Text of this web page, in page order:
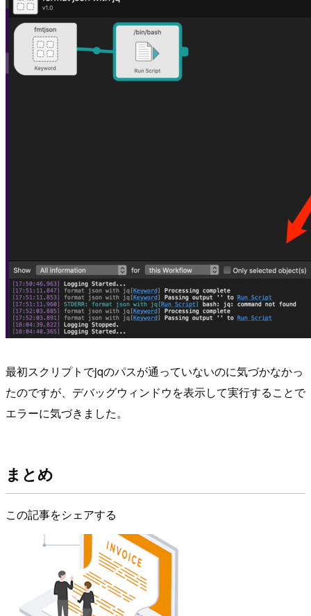
最初スクリプトでjqのパスが通っていないのに気づかなかっ
たのですが、デバッグウィンドウを表示して実行することで
エラーに気づきました。
まとめ
この記事をシェアする